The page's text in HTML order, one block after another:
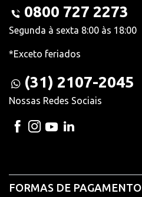
0800 727 2273
Segunda à sexta 8:00 às 18:00
*Exceto feriados
(31) 2107-2045
Nossas Redes Sociais
FORMAS DE PAGAMENTO